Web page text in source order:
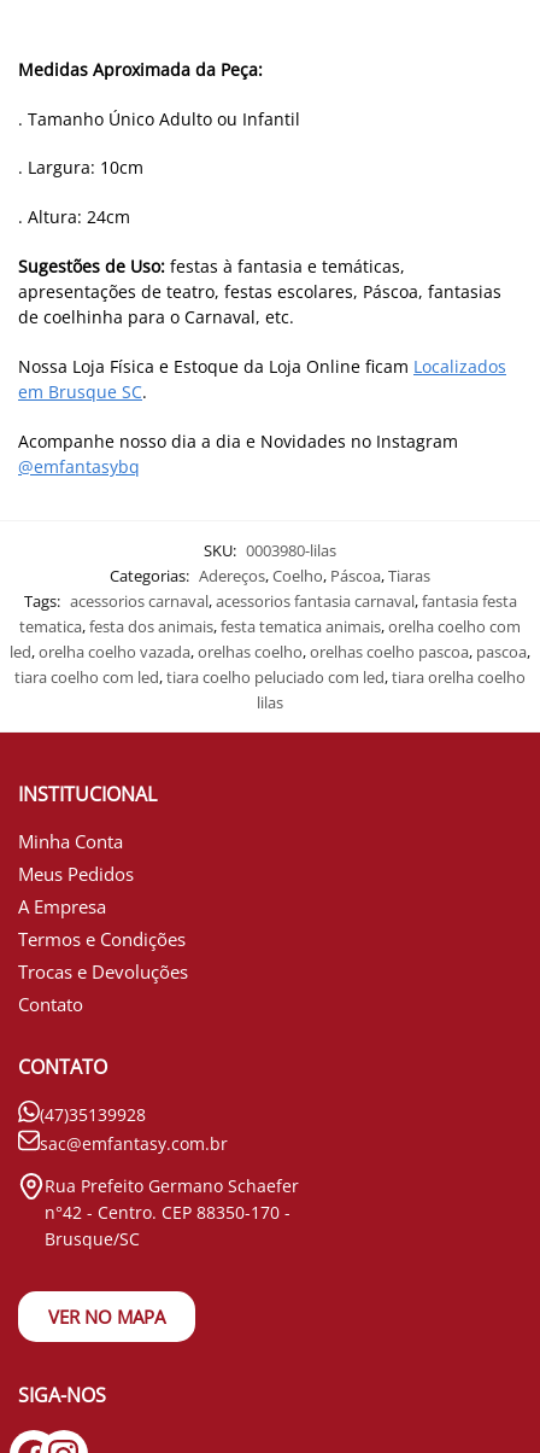
Medidas Aproximada da Peça:
. Tamanho Único Adulto ou Infantil
. Largura: 10cm
. Altura: 24cm
Sugestões de Uso: festas à fantasia e temáticas,
apresentações de teatro, festas escolares, Páscoa, fantasias
de coelhinha para o Carnaval, etc.
Nossa Loja Física e Estoque da Loja Online ficam Localizados
em Brusque SC.
Acompanhe nosso dia a dia e Novidades no Instagram
@emfantasybq
SKU: 0003980-lilas
Categorias: Adereços,Coelho, Páscoa,Tiaras
Tags: acessorios carnaval,acessorios fantasia carnaval,fantasia festa
tematica,festa dos animais,festa tematica animais,orelha coelho com
led,orelha coelho vazada,orelhas coelho,orelhas coelho pascoa, pascoa,
tiara coelho com led,tiara coelho peluciado com led,tiara orelha coelho
lilas
INSTITUCIONAL
Minha Conta
Meus Pedidos
A Empresa
Termos e Condições
Trocas e Devoluções
Contato
CONTATO
(47)35139928
sac@emfantasy.com.br
Rua Prefeito Germano Schaefer
n°42 - Centro. CEP 88350-170 -
Brusque/SC
VER NO MAPA
SIGA-NOS